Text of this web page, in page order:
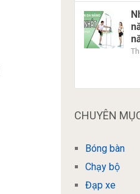
CHUYÊN
Bóng bàn
Chạy bộ
Đạp xe